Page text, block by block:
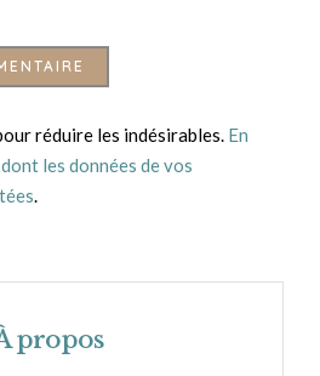
réduire les indésirables. En
les données de vos
.
propos